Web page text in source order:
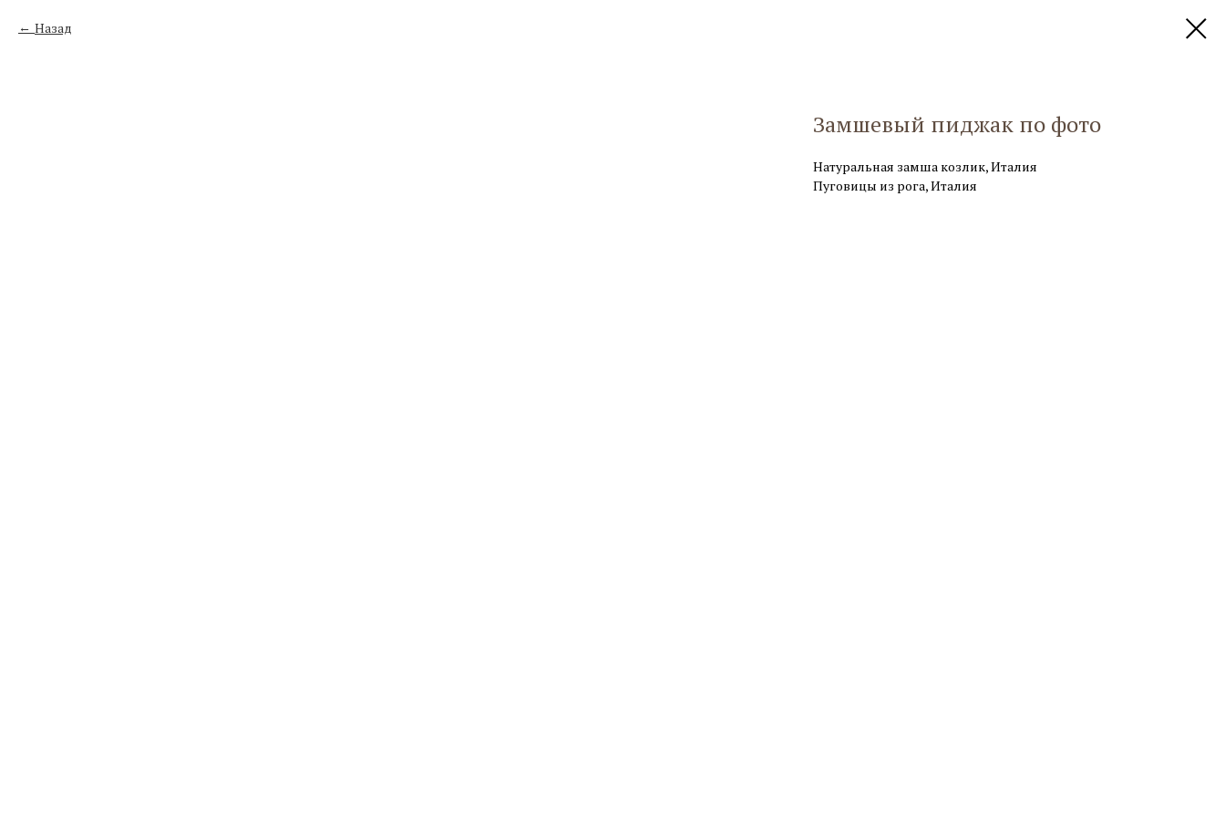
Назад
Замшевый пиджак по фото
Натуральная замша козлик, Италия
Пуговицы из рога, Италия